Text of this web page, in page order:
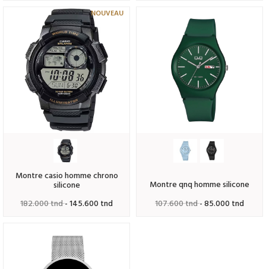
montre casio homme chrono
silicone
182.000 tnd- 145.600 tnd
NOUVEAU
montre qnq homme silicone
107.600 tnd- 85.000 tnd